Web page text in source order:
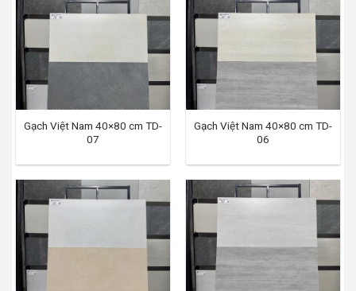
Gạch Việt Nam 40×80 cm TD-
07
Gạch Việt Nam 40×80 cm TD-
06